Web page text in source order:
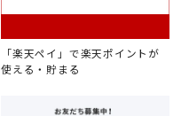
「楽天ペイ」で楽天ポイントが
使える・貯まる